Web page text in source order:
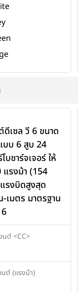
ดีเซล วี 6 ขนาด
บ 6 สูบ 24
บชาร์จเจอร์ ให้
แรงม้า (154
รงบิดสูงสุด
เมตร มาตรฐาน
นต์ <CC>
นต์ (แรงม้า)